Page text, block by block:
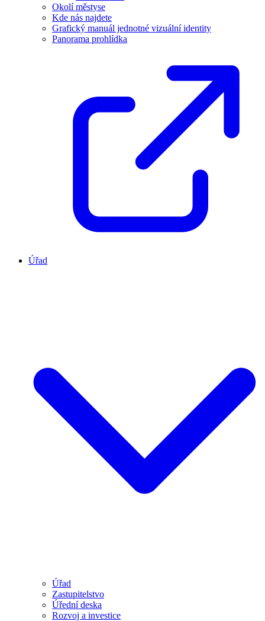
Okolí městyse
Kde nás najdete
Grafický manuál jednotné vizuální identity
Panorama prohlídka
Úřad
Úřad
Zastupitelstvo
Úřední deska
Rozvoj a investice